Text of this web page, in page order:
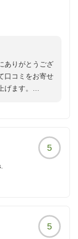
できました。
のにごり湯は最
頃の疲れをゆっ
た。外国籍であ
ても印象に残りま
います。
ありがとうござ
口コミをお寄せ
ます。
有したところ大
接遇の向上に取
5
5